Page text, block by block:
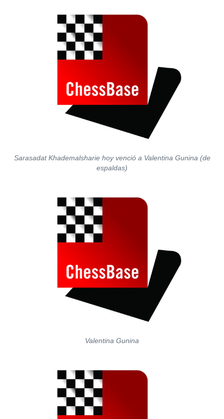
Sarasadat Khademalsharie hoy venció a Valentina Gunina (de
espaldas)
Valentina Gunina